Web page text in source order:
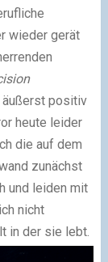
wieder gerät
positiv
heute leider
die auf dem
zunächst
und leiden mit
nicht
in der sie lebt.